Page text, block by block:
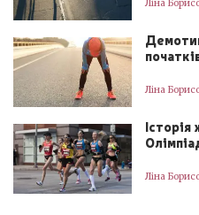
Ліна
Ліна
Історія
Ліна